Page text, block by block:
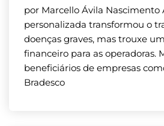
por Marcello Ávila Nascimento
personalizada transformou o
doenças graves, mas trouxe
financeiro para as operadoras.
beneficiários de empresas
Bradesco